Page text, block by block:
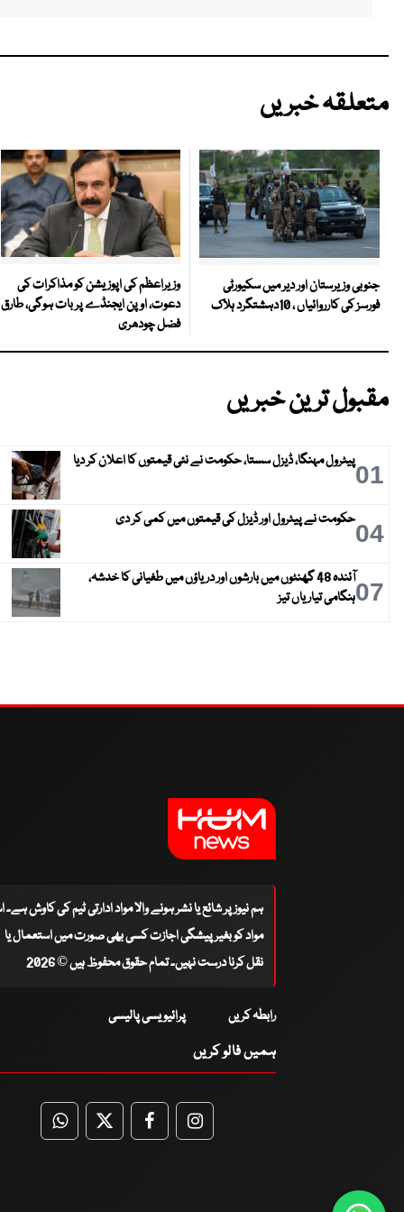
متعلقہ خبریں
جنوبی وزیرستان اور دیر میں سکیورٹی
فورسز کی کارروائیاں ، 10دہشتگرد ہلاک
وزیراعظم کی اپوزیشن کو مذاکرات کی
دعوت، اوپن ایجنڈے پر بات ہوگی، طارق
فضل چودھری
مقبول ترین خبریں
01پیٹرول مہنگا، ڈیزل سستا، حکومت نے نئی قیمتوں کا اعلان کر دیا
04حکومت نے پیٹرول اور ڈیزل کی قیمتوں میں کمی کر دی
07
آئندہ 48 گھنٹوں میں بارشوں اور دریاؤں میں طغیانی کا خدشہ،
ہنگامی تیاریاں تیز
ہم نیوز پر شائع یا نشر ہونے والا مواد ادارتی ٹیم کی کاوش
مواد کو بغیر پیشگی اجازت کسی بھی صورت میں استعمال یا
نقل کرنا درست نہیں۔ تمام حقوق محفوظ ہیں © 2026
رابطہ کریں پرائیویسی پالیسی
ہمیں فالو کریں
WhatsApp
TwitterFacebookFacebook